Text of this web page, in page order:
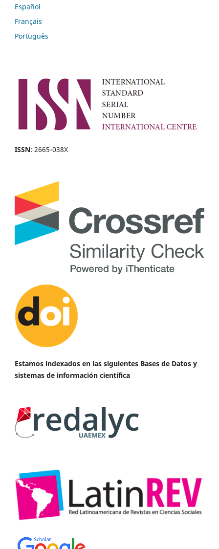
Español
Français
Português
ISSN: 2665-038X
Estamos indexados en las siguientes Bases de Datos y
sistemas de información científica